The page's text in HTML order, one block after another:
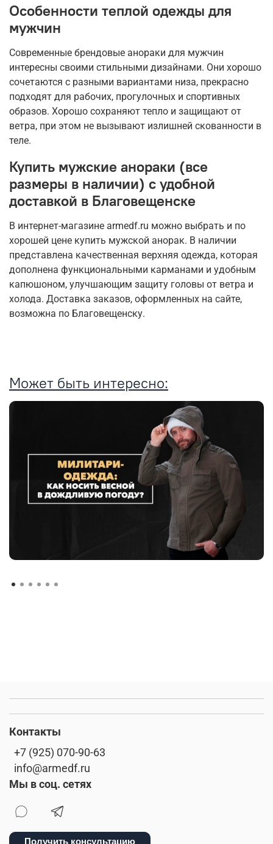
Особенности теплой одежды для
мужчин
Современные брендовые анораки для мужчин
интересны своими стильными дизайнами. Они хорошо
сочетаются с разными вариантами низа, прекрасно
подходят для рабочих, прогулочных и спортивных
образов. Хорошо сохраняют тепло и защищают от
ветра, при этом не вызывают излишней скованности в
теле.
Купить мужские анораки (все
размеры в наличии) с удобной
доставкой в Благовещенске
В интернет-магазине armedf.ru можно выбрать и по
хорошей цене купить мужской анорак. В наличии
представлена качественная верхняя одежда, которая
дополнена функциональными карманами и удобным
капюшоном, улучшающим защиту головы от ветра и
холода. Доставка заказов, оформленных на сайте,
возможна по Благовещенску.
Может быть интересно:
Контакты
+7 (925) 070-90-63
info@armedf.ru
Мы в соц. сетях
Получить консультацию